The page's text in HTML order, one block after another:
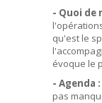
- Quoi de
qu'est le
évoque le
- Agenda :
pas